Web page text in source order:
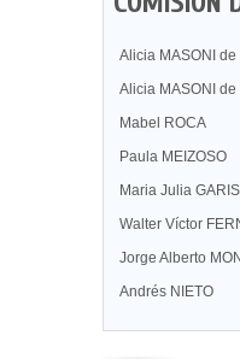
Alicia MASONI de
Alicia MASONI de
Mabel ROCA
Paula MEIZOSO
Maria Julia
Walter Víctor
Jorge Alberto
Andrés NIETO